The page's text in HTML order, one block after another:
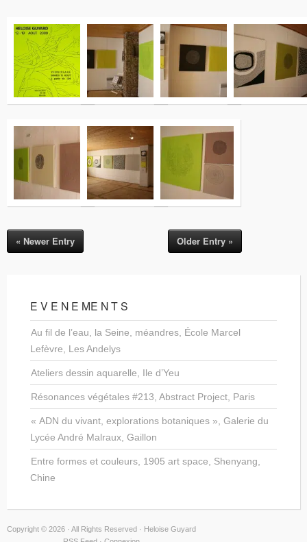
« Newer Entry Older Entry »
E V E N E ME N T S
Au fil de l’eau, la Seine, méandres, École Marcel
Lefèvre, Les Andelys
Ateliers dessin aquarelle, Ile d’Yeu
Résonances végétales #213, Abstract Project, Paris
« ADN du vivant, explorations botaniques », Galerie du
Lycée André Malraux, Gaillon
Entre formes et couleurs, 1905 art space, Shenyang,
Chine
Copyright © 2026 · All Rights Reserved · Heloise Guyard